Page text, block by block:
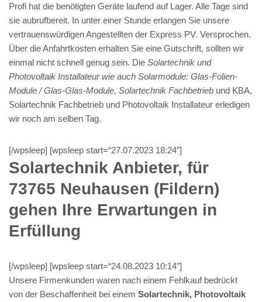
Profi hat die benötigten Geräte laufend auf Lager. Alle Tage sind
sie aubrufbereit. In unter einer Stunde erlangen Sie unsere
vertrauenswürdigen Angestellten der Express PV. Versprochen.
Über die Anfahrtkosten erhalten Sie eine Gutschrift, sollten wir
einmal nicht schnell genug sein. Die Solartechnik und
Photovoltaik Installateur wie auch Solarmodule: Glas-Folien-
Module / Glas-Glas-Module, Solartechnik Fachbetrieb und KBA,
Solartechnik Fachbetrieb und Photovoltaik Installateur erledigen
wir noch am selben Tag.
[/wpsleep] [wpsleep start=“27.07.2023 18:24″]
Solartechnik Anbieter, für
73765 Neuhausen (Fildern)
gehen Ihre Erwartungen in
Erfüllung
[/wpsleep] [wpsleep start=“24.08.2023 10:14″]
Unsere Firmenkunden waren nach einem Fehlkauf bedrückt
von der Beschaffenheit bei einem Solartechnik, Photovoltaik